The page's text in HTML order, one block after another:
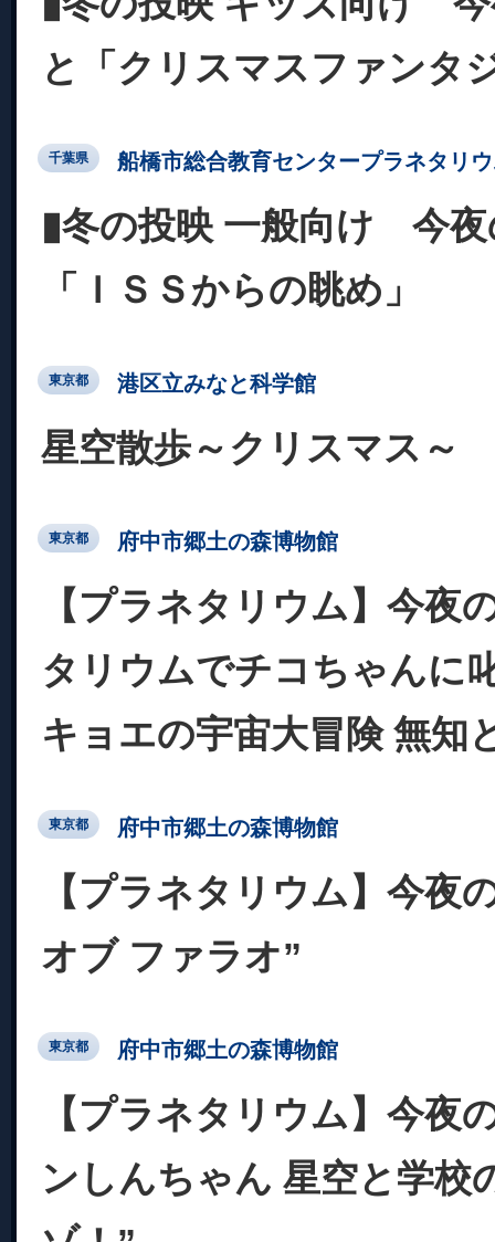
と「クリスマスファンタ
千葉県 船橋市総合教育センタープラネタリ
▮冬の投映 一般向け 今夜
「ＩＳＳからの眺め」
東京都 港区立みなと科学館
星空散歩～クリスマス～
東京都 府中市郷土の森博物館
【プラネタリウム】今夜
タリウムでチコちゃんに
キョエの宇宙大冒険 無知
東京都 府中市郷土の森博物館
【プラネタリウム】今夜
オブ ファラオ”
東京都 府中市郷土の森博物館
【プラネタリウム】今夜
ンしんちゃん 星空と学校